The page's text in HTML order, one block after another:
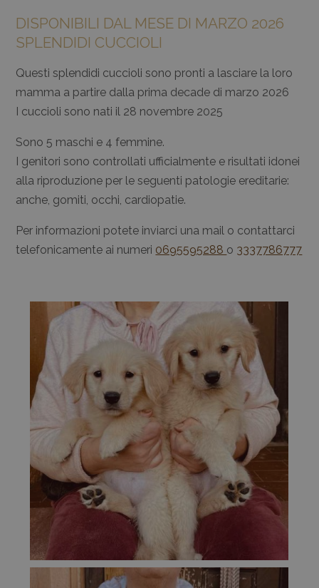
DISPONIBILI DAL MESE DI MARZO 2026
SPLENDIDI CUCCIOLI
Questi splendidi cuccioli sono pronti a lasciare la loro
mamma a partire dalla prima decade di marzo 2026
I cuccioli sono nati il 28 novembre 2025
Sono 5 maschi e 4 femmine.
I genitori sono controllati ufficialmente e risultati idonei
alla riproduzione per le seguenti patologie ereditarie:
anche, gomiti, occhi, cardiopatie.
Per informazioni potete inviarci una mail o contattarci
telefonicamente ai numeri 0695595288 o 3337786777